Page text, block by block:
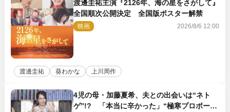
渡邊圭祐主演『2126年、海の星をさがして』
全国順次公開決定 全国版ポスター解禁
映画 2026/8/6 12:00
渡邊圭祐 葵わかな 上川周作
4児の母・加藤夏希、夫との出会いは“ネト
ゲ”!? 「本当に辛かった」“極寒プロポー